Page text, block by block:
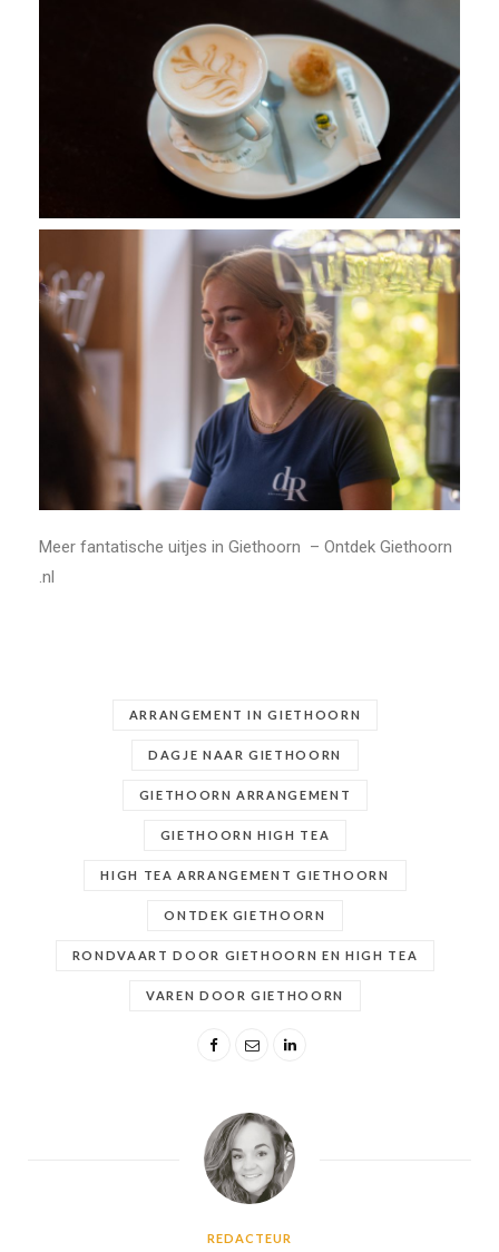
Meer fantatische uitjes in Giethoorn – Ontdek Giethoorn
.nl
ARRANGEMENT IN GIETHOORN
DAGJE NAAR GIETHOORN
GIETHOORN ARRANGEMENT
GIETHOORN HIGH TEA
HIGH TEA ARRANGEMENT GIETHOORN
ONTDEK GIETHOORN
RONDVAART DOOR GIETHOORN EN HIGH TEA
VAREN DOOR GIETHOORN
REDACTEUR